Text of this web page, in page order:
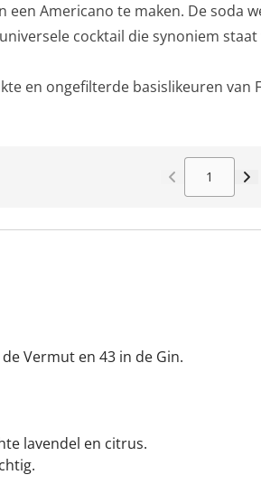
een Americano te maken. De soda
cocktail die synoniem staat
en ongefilterde basislikeuren van
Aantal
Vermut en 43 in de Gin.
lavendel en citrus.